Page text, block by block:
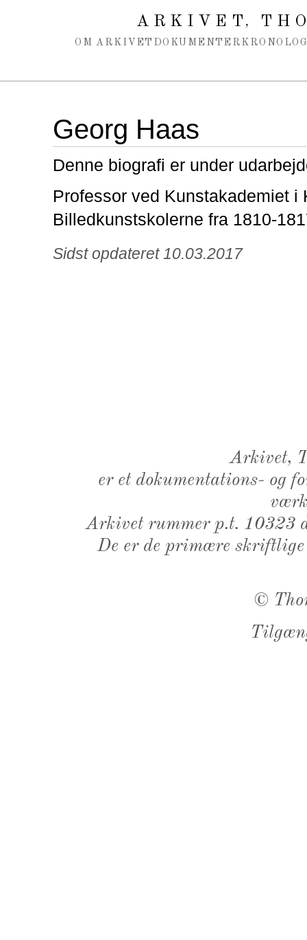
ARKIVET,
OM ARKIVET DOKUMENTER
Georg Haas
Denne biografi er under
Professor ved Kunstakademiet i
Billedkunstskolerne fra 1810-
Sidst opdateret 10.03.2017
Arkivet,
er et dokumentations- og
Arkivet rummer p.t. 10323
De er de primære
©